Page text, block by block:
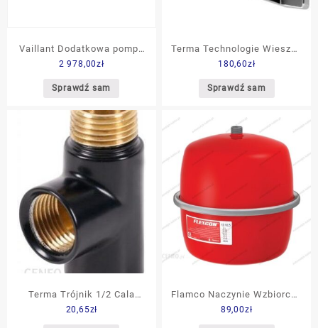
Vaillant Dodatkowa pompa
solarna VSC 0020170501
2 978,00zł
Sprawdź sam
Terma Technologie Wieszak
ZIP V 40Mm WRWZIP013
180,60zł
Sprawdź sam
Terma Trójnik 1/2 Cala
Czarny Mat (WRT1C29M5)
20,65zł
Flamco Naczynie Wzbiorcze
Flexcon C 12/1,5 (16127)
89,00zł